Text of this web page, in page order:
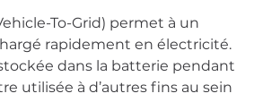
To-Grid) permet à un
rapidement en électricité.
dans la batterie pendant
utilisée à d’autres fins au sein